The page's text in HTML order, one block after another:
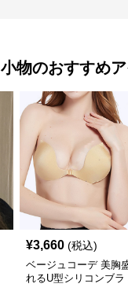
小物のおすすめ
¥3,660 (税込)
ベージュコーデ 美胸
れるU型シリコンブラ